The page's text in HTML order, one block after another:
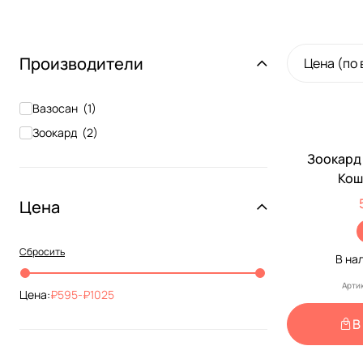
Производители
Вазосан (1)
Зоокард (2)
Цена
Сбросить
Цена: 595- 1025
Цена (по
Зоокард
В